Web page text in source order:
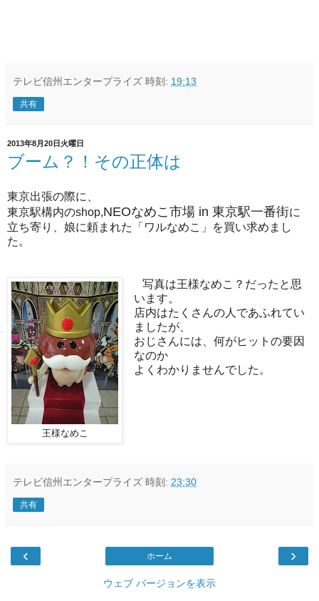
テレビ信州エンタープライズ 時刻: 19:13
共有
2013年8月20日火曜日
ブーム？！その正体は
東京出張の際に、
東京駅構内のshop,NEOなめこ市場 in 東京駅一番街に
立ち寄り、娘に頼まれた「ワルなめこ」を買い求めまし
た。
王様なめこ
写真は王様なめこ？だったと思
います。
店内はたくさんの人であふれてい
ましたが、
おじさんには、何がヒットの要因
なのか
よくわかりませんでした。
テレビ信州エンタープライズ 時刻: 23:30
共有
‹ ›
ホーム
ウェブ バージョンを表示